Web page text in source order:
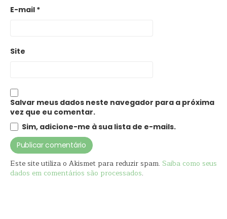
E-mail *
Site
Salvar meus dados neste navegador para a próxima
vez que eu comentar.
Sim, adicione-me à sua lista de e-mails.
Este site utiliza o Akismet para reduzir spam. Saiba como seus
dados em comentários são processados.